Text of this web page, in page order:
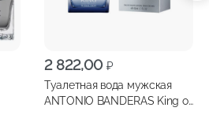
2 822,00 ₽
Туалетная вода мужская
ANTONIO BANDERAS King of